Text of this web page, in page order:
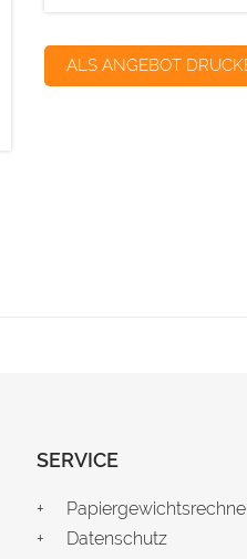
ALS ANGEBOT
SERVICE
Datenschutz